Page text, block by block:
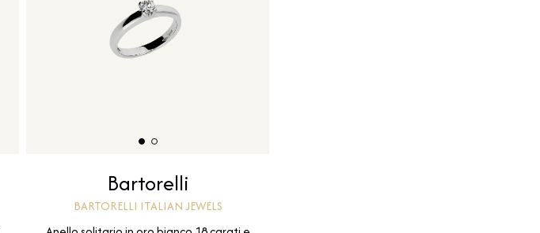
Bartorelli
BARTORELLI ITALIAN JEWELS